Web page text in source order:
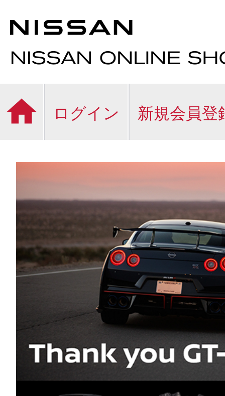
ログイン 新規会員登